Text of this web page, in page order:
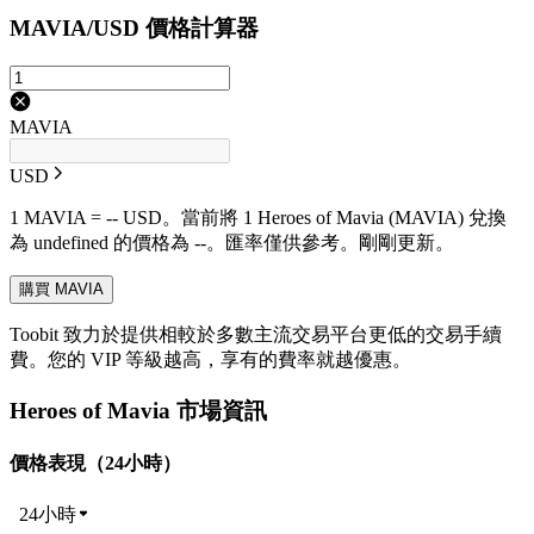
MAVIA/USD 價格計算器
MAVIA
USD
1 MAVIA = -- USD。當前將 1 Heroes of Mavia (MAVIA) 兌換
為 undefined 的價格為 --。匯率僅供參考。剛剛更新。
購買 MAVIA
Toobit 致力於提供相較於多數主流交易平台更低的交易手續
費。您的 VIP 等級越高，享有的費率就越優惠。
Heroes of Mavia 市場資訊
價格表現（24小時）
24小時